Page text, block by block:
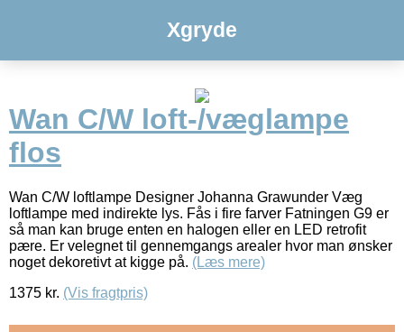
Xgryde
Wan C/W loft-/væglampe
flos
Wan C/W loftlampe Designer Johanna Grawunder Væg
loftlampe med indirekte lys. Fås i fire farver Fatningen G9 er
så man kan bruge enten en halogen eller en LED retrofit
pære. Er velegnet til gennemgangs arealer hvor man ønsker
noget dekoretivt at kigge på. (Læs mere)
1375 kr. (Vis fragtpris)